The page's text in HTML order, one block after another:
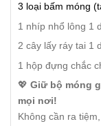
3 loại bấm móng
1 nhíp nhổ lông 1
2 cây lấy ráy tai 1
1 hộp đựng chắc
💖 Giữ bộ móng
mọi nơi!
Không cần ra